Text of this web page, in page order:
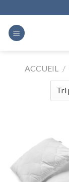
content
ACCUEIL /